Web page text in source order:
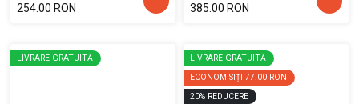
254.00 RON
385.00 RON
LIVRARE GRATUITĂ
LIVRARE GRATUITĂ
ECONOMISIȚI 77.00 RON
20% REDUCERE